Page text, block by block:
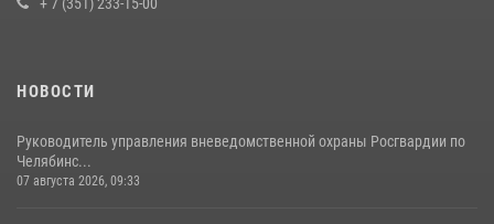
+ 7 (351) 233-15-00
НОВОСТИ
Руководитель управления вневедомственной охраны Росгвардии по
Челябинс...
07 августа 2026, 09:33